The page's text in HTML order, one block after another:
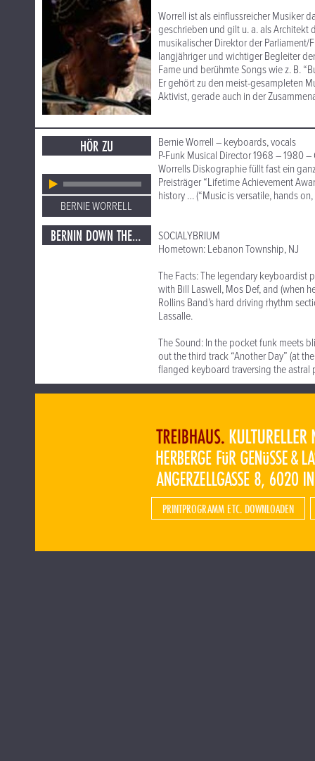
Worrell ist als einflussreicher Musiker
geschrieben und gilt u. a. als
musikalischer Direktor der
langjähriger und wichtiger Begleiter
Fame und berühmte Songs wie z. B.
Er gehört zu den meist-gesampleten
Aktivist, gerade auch in der
HÖR ZU
BERNIE WORRELL
BERNIN DOWN THE HOUSE
Bernie Worrell – keyboards, vocals
P-Funk Musical Director 1968 – 1980
Worrells Diskographie füllt fast ein
Preisträger “Lifetime Achievement
history … (“Music is versatile, hands
SOCIALYBRIUM
Hometown: Lebanon Township, NJ
The Facts: The legendary keyboardist
with Bill Laswell, Mos Def, and (when
Rollins Band’s hard driving rhythm
Lassalle.
The Sound: In the pocket funk meets
out the third track “Another Day” (at
flanged keyboard traversing the astral
PRINTPROGRAMM ETC. DOWNLOADEN